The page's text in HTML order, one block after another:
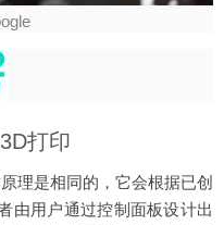
打印
理是相同的，它会根据已创
由用户通过控制面板设计出